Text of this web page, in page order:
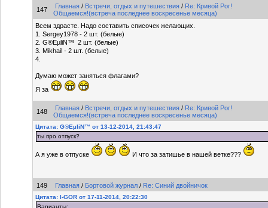
147 Главная / Встречи, отдых и путешествия / Re: Кривой Рог!
Общаемся!(встреча последнее воскресенье месяца)
Всем здрасте. Надо составить списочек желающих.
1. Sergey1978 - 2 шт. (белые)
2. G®EµliN™ 2 шт. (белые)
3. Mikhail - 2 шт. (белые)
4.
Думаю может заняться флагами?
Я за
148 Главная / Встречи, отдых и путешествия / Re: Кривой Рог!
Общаемся!(встреча последнее воскресенье месяца)
Цитата: G®EµliN™ от 13-12-2014, 21:43:47
ты про отпуск?
А я уже в отпуске И что за затишье в нашей ветке???
149 Главная / Бортовой журнал / Re: Синий двойничок
Цитата: I-GOR от 17-11-2014, 20:22:30
Варианты;